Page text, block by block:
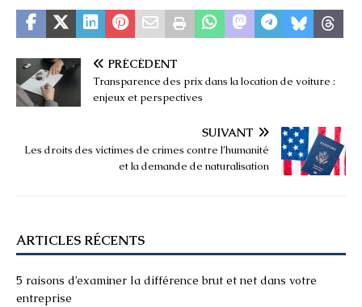
PRÉCÉDENT
Transparence des prix dans la location de voiture :
enjeux et perspectives
SUIVANT
Les droits des victimes de crimes contre l’humanité
et la demande de naturalisation
ARTICLES RÉCENTS
5 raisons d’examiner la différence brut et net dans votre
entreprise